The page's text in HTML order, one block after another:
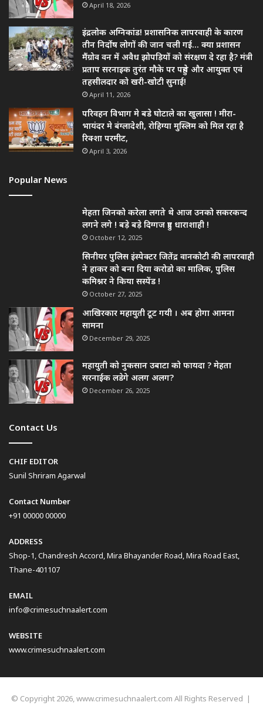
April 18, 2026
इंद्रलोक अग्निकांड! प्रशासनिक लापरवाही के कारण
तीन निर्दोष लोगों की जान चली गई… क्या प्रशासन
मैंग्रोव वन में अवैध झोपड़ियों को संरक्षण दे रहा है? मंत्री
प्रताप सरनाइक तुरंत मौके पर पहुंचे और आयुक्त एवं
तहसीलदार को खरी-खोटी सुनाई!
April 11, 2026
परिवहन विभाग मे बडे घोटाले का खुलासा ! मीरा-
भायंदर मे बंग्लादेशी, रोहिग्या मुस्लिम को मिल रहा है
रिक्शा परमीट,
April 3, 2026
Popular News
मेहता जिनको करेला लगते थे आज उनको सकरकन्द
लगने लगे ! बड़े बड़े दिग्गज हुए धाराशाही !
October 12, 2025
सिनीयर पुलिस इंस्पेक्टर जितेंद्र वानकोटी की लापरवाही
ने हाकर को बना दिया करोडो का मालिक, पुलिस
कमिश्नर ने किया सस्पेंड !
October 27, 2025
आखिरकार महायुती टूट गयी । अब होगा आमना
सामना
December 29, 2025
महायुती को नुकसान उबाटा को फायदा ? मेहता
सरनाईक लडेगे अलग अलग?
December 26, 2025
Contact Us
CHIF EDITOR
Sunil Shriram Agarwal
Contact Number
+91 00000 00000
ADDRESS
Shop-1, Chandresh Accord, Mira Bhayander Road, Mira Road East,
Thane-401107
EMAIL
info@crimesuchnaalert.com
WEBSITE
www.crimesuchnaalert.com
© Copyright 2026, www.crimesuchnaalert.com All Rights Reserved |